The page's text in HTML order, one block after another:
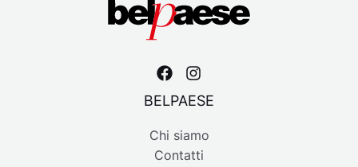
BELPAESE
Chi siamo
Contatti